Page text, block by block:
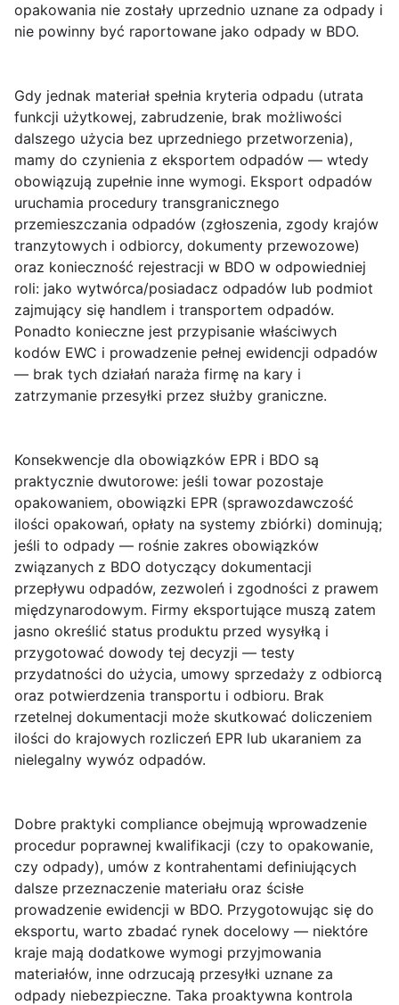
opakowania nie zostały uprzednio uznane za odpady i
nie powinny być raportowane jako odpady w BDO.
Gdy jednak materiał spełnia kryteria odpadu (utrata
funkcji użytkowej, zabrudzenie, brak możliwości
dalszego użycia bez uprzedniego przetworzenia),
mamy do czynienia z eksportem odpadów — wtedy
obowiązują zupełnie inne wymogi. Eksport odpadów
uruchamia procedury transgranicznego
przemieszczania odpadów (zgłoszenia, zgody krajów
tranzytowych i odbiorcy, dokumenty przewozowe)
oraz konieczność rejestracji w BDO w odpowiedniej
roli: jako wytwórca/posiadacz odpadów lub podmiot
zajmujący się handlem i transportem odpadów.
Ponadto konieczne jest przypisanie właściwych
kodów EWC i prowadzenie pełnej ewidencji odpadów
— brak tych działań naraża firmę na kary i
zatrzymanie przesyłki przez służby graniczne.
Konsekwencje dla obowiązków EPR i BDO są
praktycznie dwutorowe: jeśli towar pozostaje
opakowaniem, obowiązki EPR (sprawozdawczość
ilości opakowań, opłaty na systemy zbiórki) dominują;
jeśli to odpady — rośnie zakres obowiązków
związanych z BDO dotyczący dokumentacji
przepływu odpadów, zezwoleń i zgodności z prawem
międzynarodowym. Firmy eksportujące muszą zatem
jasno określić status produktu przed wysyłką i
przygotować dowody tej decyzji — testy
przydatności do użycia, umowy sprzedaży z odbiorcą
oraz potwierdzenia transportu i odbioru. Brak
rzetelnej dokumentacji może skutkować doliczeniem
ilości do krajowych rozliczeń EPR lub ukaraniem za
nielegalny wywóz odpadów.
Dobre praktyki compliance obejmują wprowadzenie
procedur poprawnej kwalifikacji (czy to opakowanie,
czy odpady), umów z kontrahentami definiujących
dalsze przeznaczenie materiału oraz ścisłe
prowadzenie ewidencji w BDO. Przygotowując się do
eksportu, warto zbadać rynek docelowy — niektóre
kraje mają dodatkowe wymogi przyjmowania
materiałów, inne odrzucają przesyłki uznane za
odpady niebezpieczne. Taka proaktywna kontrola